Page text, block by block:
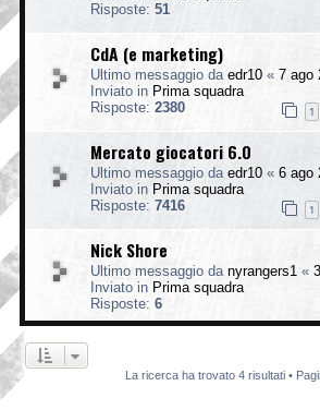
Risposte: 51
CdA (e marketing)
Ultimo messaggio da edr10 « 7 ago
Inviato in Prima squadra
Risposte: 2380 1
Mercato giocatori 6.0
Ultimo messaggio da edr10 « 6 ago
Inviato in Prima squadra
Risposte: 7416 1
Nick Shore
Ultimo messaggio da nyrangers1 «
Inviato in Prima squadra
Risposte: 6
La ricerca ha trovato 4 risultati •